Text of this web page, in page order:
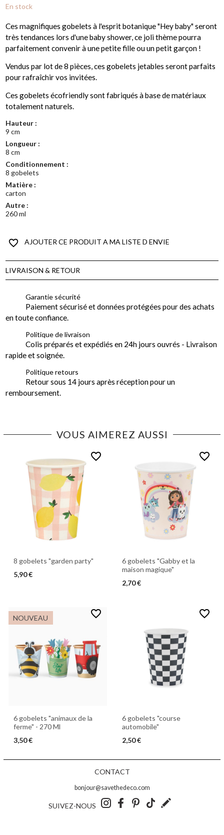
En stock
Ces magnifiques gobelets à l'esprit botanique "Hey baby" seront
très tendances lors d'une baby shower, ce joli thème pourra
parfaitement convenir à une petite fille ou un petit garçon !
Vendus par lot de 8 pièces, ces gobelets jetables seront parfaits
pour rafraîchir vos invitées.
Ces gobelets écofriendly sont fabriqués à base de matériaux
totalement naturels.
Hauteur :
9 cm
Longueur :
8 cm
Conditionnement :
8 gobelets
Matière :
carton
Autre :
260 ml
favorite_border AJOUTER CE PRODUIT A MA LISTE D ENVIE
LIVRAISON & RETOUR
Garantie sécurité
Paiement sécurisé et données protégées pour des achats
en toute confiance.
Politique de livraison
Colis préparés et expédiés en 24h jours ouvrés - Livraison
rapide et soignée.
Politique retours
Retour sous 14 jours après réception pour un
remboursement.
VOUS AIMEREZ AUSSI
favorite_border
8 gobelets "garden party"
5,90 €
favorite_border
6 gobelets "Gabby et la
maison magique"
2,70 €
NOUVEAU favorite_border
6 gobelets "animaux de la
ferme" - 270 Ml
3,50 €
favorite_border
6 gobelets "course
automobile"
2,50 €
CONTACT
bonjour@savethedeco.com
SUIVEZ-NOUS